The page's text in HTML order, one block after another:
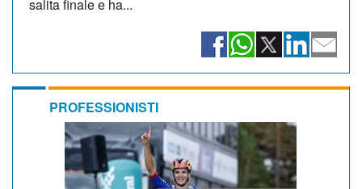
salita finale e ha...
PROFESSIONISTI